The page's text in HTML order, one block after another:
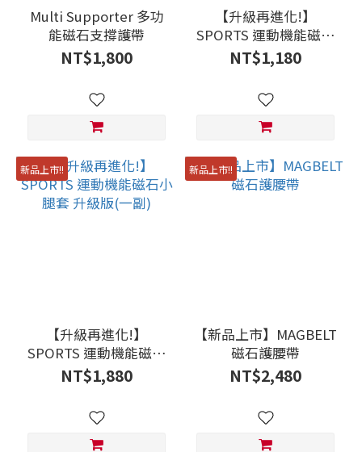
Multi Supporter 多功
能磁石支撐護帶
NT$1,800
【升級再進化!】
SPORTS 運動機能磁石
袖套 升級版(單個)
NT$1,180
新品上市!!
【升級再進化!】
SPORTS 運動機能磁石
小腿套 升級版(一副)
NT$1,880
新品上市!!
【新品上市】MAGBELT
磁石護腰帶
NT$2,480